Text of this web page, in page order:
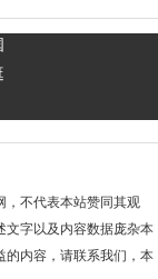
，不代表本站赞同其观
文字以及内容数据庞杂本
的内容，请联系我们，本